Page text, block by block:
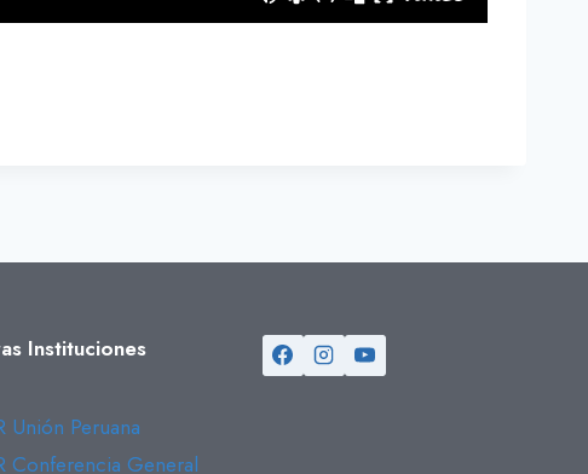
Instituciones
Unión Peruana
Conferencia General